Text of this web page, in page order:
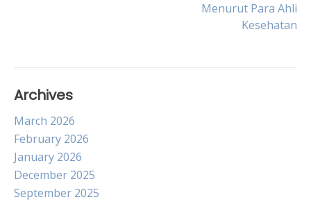
Menurut Para Ahli
Kesehatan
Archives
March 2026
February 2026
January 2026
December 2025
September 2025